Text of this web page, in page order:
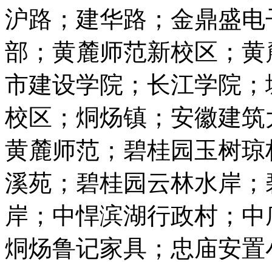
沪路；建华路；金鼎盛
部；黄麓师范新校区；
市建设学院；长江学院
校区；烔炀镇；安徽建
黄麓师范；碧桂园玉树
溪苑；碧桂园云林水岸
岸；中悍滨湖行政村；
烔炀鲁记家具；忠庙安